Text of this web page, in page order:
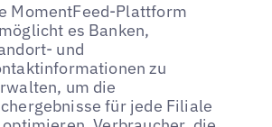
MomentFeed-Plattform
es Banken,
und
zu
um die
für jede Filiale